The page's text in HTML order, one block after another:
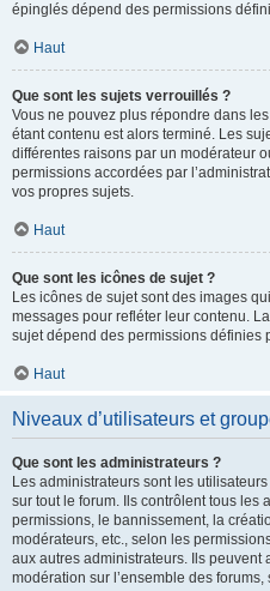
épinglés dépend des permissions
Haut
Que sont les sujets verrouillés ?
Vous ne pouvez plus répondre dans
étant contenu est alors terminé. Les
différentes raisons par un modérateur
permissions accordées par
vos propres sujets.
Haut
Que sont les icônes de sujet ?
Les icônes de sujet sont des images
messages pour refléter leur contenu.
sujet dépend des permissions définies
Haut
Niveaux d’utilisateurs et
Que sont les administrateurs ?
Les administrateurs sont les
sur tout le forum. Ils contrôlent tous les
permissions, le bannissement, la
modérateurs, etc., selon les
aux autres administrateurs. Ils peuvent
modération sur l’ensemble des